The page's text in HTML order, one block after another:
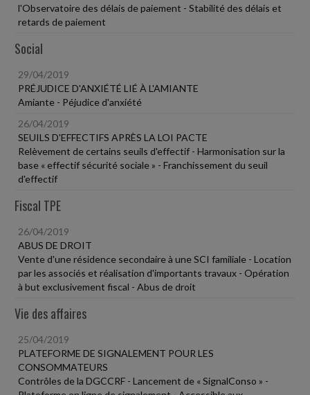
l'Observatoire des délais de paiement - Stabilité des délais et
retards de paiement
Social
29/04/2019
PRÉJUDICE D'ANXIÉTÉ LIÉ À L'AMIANTE
Amiante - Péjudice d'anxiété
26/04/2019
SEUILS D'EFFECTIFS APRÈS LA LOI PACTE
Relèvement de certains seuils d'effectif - Harmonisation sur la
base « effectif sécurité sociale » - Franchissement du seuil
d'effectif
Fiscal TPE
26/04/2019
ABUS DE DROIT
Vente d'une résidence secondaire à une SCI familiale - Location
par les associés et réalisation d'importants travaux - Opération
à but exclusivement fiscal - Abus de droit
Vie des affaires
25/04/2019
PLATEFORME DE SIGNALEMENT POUR LES
CONSOMMATEURS
Contrôles de la DGCCRF - Lancement de « SignalConso » -